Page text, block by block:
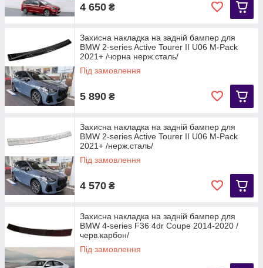
4 650 ₴
Захисна накладка на задній бампер для
BMW 2-series Active Tourer II U06 M-Pack
2021+ /чорна нерж.сталь/
Під замовлення
5 890 ₴
Захисна накладка на задній бампер для
BMW 2-series Active Tourer II U06 M-Pack
2021+ /нерж.сталь/
Під замовлення
4 570 ₴
Захисна накладка на задній бампер для
BMW 4-series F36 4dr Coupe 2014-2020 /
черв.карбон/
Під замовлення